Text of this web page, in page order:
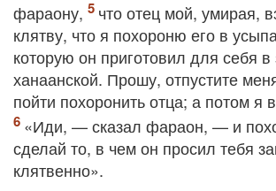
фараону,
что отец мой, умирая,
клятву, что я похороню его в
которую он приготовил для себя
ханаанской. Прошу, отпустите
пойти похоронить отца; а потом я
«Иди, — сказал фараон, — и
сделай то, в чем он просил тебя
клятвенно».